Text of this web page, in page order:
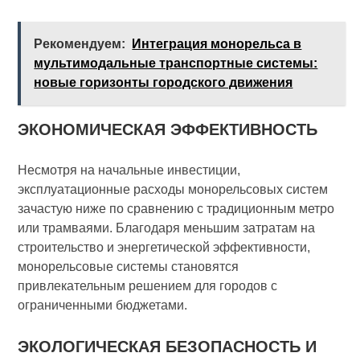
Рекомендуем:
Интеграция монорельса в
мультимодальные транспортные системы:
новые горизонты городского движения
ЭКОНОМИЧЕСКАЯ ЭФФЕКТИВНОСТЬ
Несмотря на начальные инвестиции,
эксплуатационные расходы монорельсовых систем
зачастую ниже по сравнению с традиционным метро
или трамваями. Благодаря меньшим затратам на
строительство и энергетической эффективности,
монорельсовые системы становятся
привлекательным решением для городов с
ограниченными бюджетами.
ЭКОЛОГИЧЕСКАЯ БЕЗОПАСНОСТЬ И